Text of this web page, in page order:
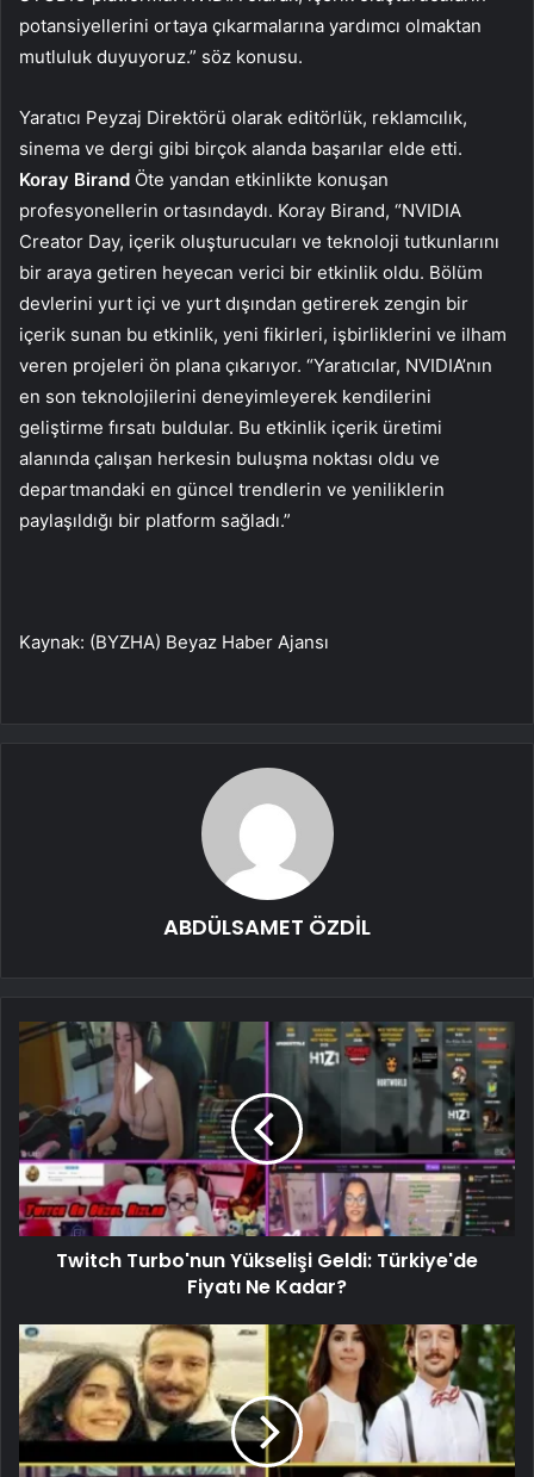
potansiyellerini ortaya çıkarmalarına yardımcı olmaktan
mutluluk duyuyoruz.” söz konusu.
Yaratıcı Peyzaj Direktörü olarak editörlük, reklamcılık,
sinema ve dergi gibi birçok alanda başarılar elde etti.
Koray Birand Öte yandan etkinlikte konuşan
profesyonellerin ortasındaydı. Koray Birand, “NVIDIA
Creator Day, içerik oluşturucuları ve teknoloji tutkunlarını
bir araya getiren heyecan verici bir etkinlik oldu. Bölüm
devlerini yurt içi ve yurt dışından getirerek zengin bir
içerik sunan bu etkinlik, yeni fikirleri, işbirliklerini ve ilham
veren projeleri ön plana çıkarıyor. “Yaratıcılar, NVIDIA’nın
en son teknolojilerini deneyimleyerek kendilerini
geliştirme fırsatı buldular. Bu etkinlik içerik üretimi
alanında çalışan herkesin buluşma noktası oldu ve
departmandaki en güncel trendlerin ve yeniliklerin
paylaşıldığı bir platform sağladı.”
Kaynak: (BYZHA) Beyaz Haber Ajansı
ABDÜLSAMET ÖZDİL
Twitch Turbo'nun Yükselişi Geldi: Türkiye'de
Fiyatı Ne Kadar?